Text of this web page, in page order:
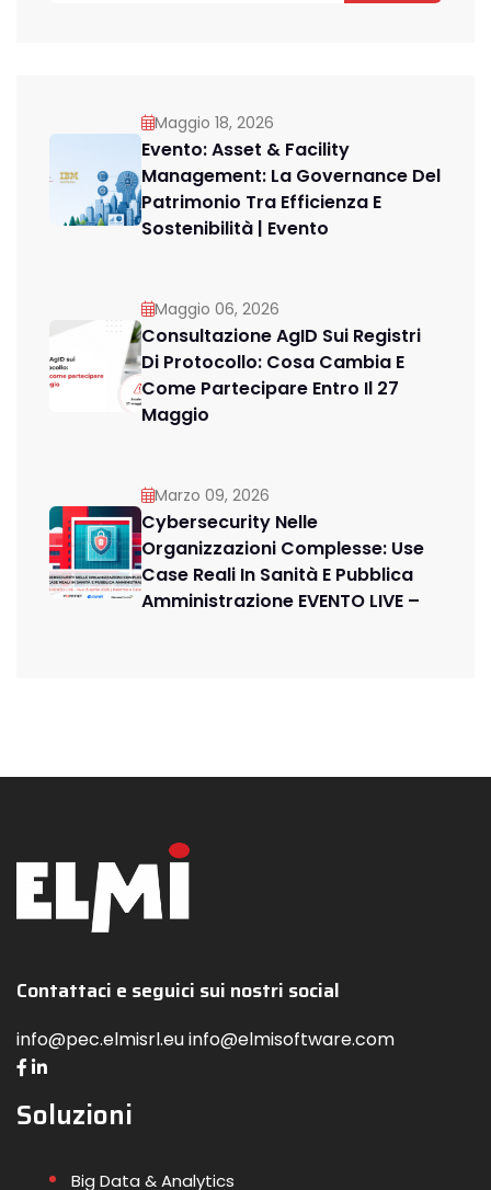
Maggio 18, 2026
Evento: Asset & Facility
Management: La Governance Del
Patrimonio Tra Efficienza E
Sostenibilità | Evento
Maggio 06, 2026
Consultazione AgID Sui Registri
Di Protocollo: Cosa Cambia E
Come Partecipare Entro Il 27
Maggio
Marzo 09, 2026
Cybersecurity Nelle
Organizzazioni Complesse: Use
Case Reali In Sanità E Pubblica
Amministrazione EVENTO LIVE –
Contattaci e seguici sui nostri social
info@pec.elmisrl.eu info@elmisoftware.com
Soluzioni
Big Data & Analytics